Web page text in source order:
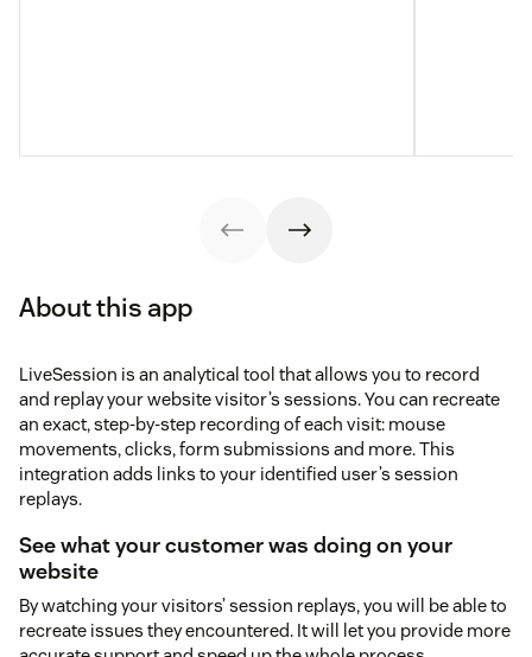
About this app
LiveSession is an analytical tool that allows you to record
and replay your website visitor’s sessions. You can recreate
an exact, step-by-step recording of each visit: mouse
movements, clicks, form submissions and more. This
integration adds links to your identified user’s session
replays.
See what your customer was doing on your
website
By watching your visitors’ session replays, you will be able to
recreate issues they encountered. It will let you provide more